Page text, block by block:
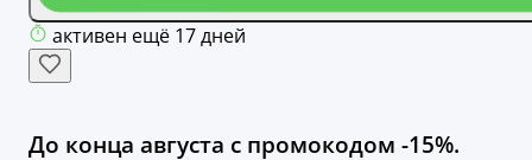
активен ещё 17 дней
До конца августа с промокодом -15%.